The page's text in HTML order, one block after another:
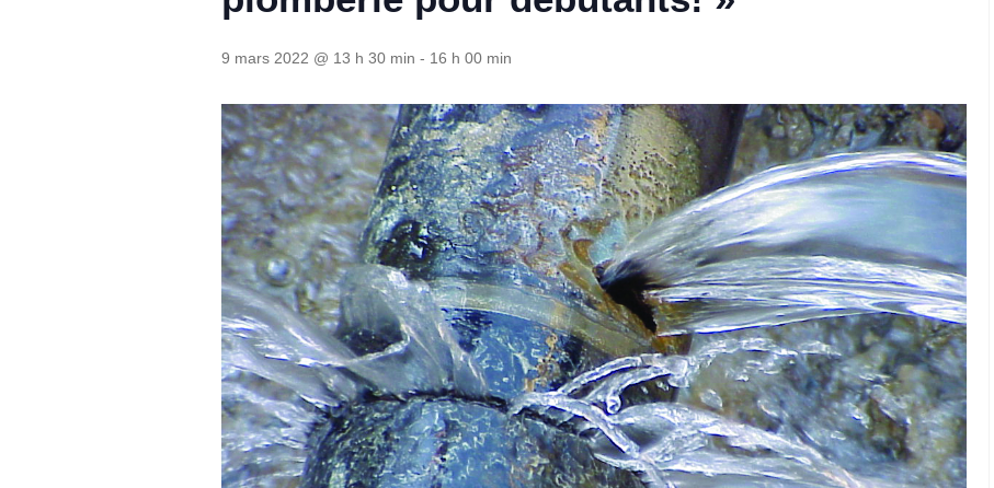
9 mars 2022 @ 13 h 30 min - 16 h 00 min